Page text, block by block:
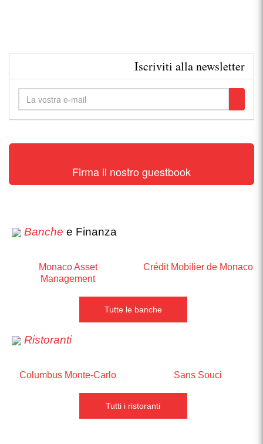
Iscriviti alla newsletter
Firma il nostro guestbook
Banche e Finanza
Monaco Asset
Management
Crédit Mobilier de Monaco
Tutte le banche
Ristoranti
Columbus Monte-Carlo Sans Souci
Tutti i ristoranti